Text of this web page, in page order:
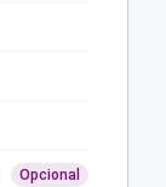
Opcional